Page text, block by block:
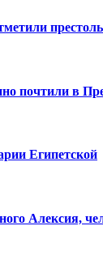
почтили в
Египетской
Алексия,